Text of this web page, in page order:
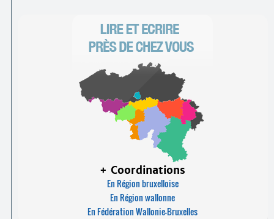
+ Coordinations
En Région bruxelloise
En Région wallonne
En Fédération Wallonie-Bruxelles